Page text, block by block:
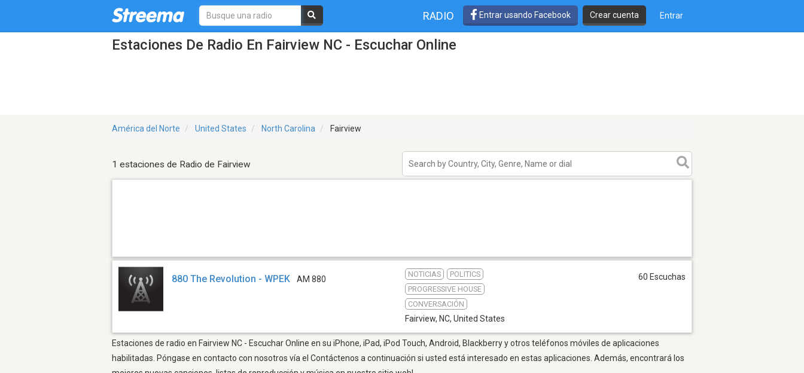
RADIO Entrar usando Facebook Crear cuenta Entrar
Estaciones De Radio En Fairview NC - Escuchar Online
América del Norte United States North Carolina Fairview
1 estaciones de Radio de Fairview
880 The Revolution - WPEK AM 880
NOTICIAS
POLITICS
PROGRESSIVE HOUSE
CONVERSACIÓN
Fairview, NC, United States
60 Escuchas
Estaciones de radio en Fairview NC - Escuchar Online en su iPhone, iPad, iPod Touch, Android, Blackberry y otros teléfonos móviles de aplicaciones
habilitadas. Póngase en contacto con nosotros vía el Contáctenos a continuación si usted está interesado en estas aplicaciones. Además, encontrará los